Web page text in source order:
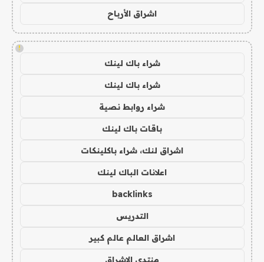
اشراق الأرباح
!
شراء باك لينك
شراء باك لينك
شراء روابط نصية
باقات باك لينك
اشراق لنك، شراء باكلينكات
اعلانات الباك لينك
backlinks
التدريس
اشراق العالم عالم كبير
منتدى الاشراق